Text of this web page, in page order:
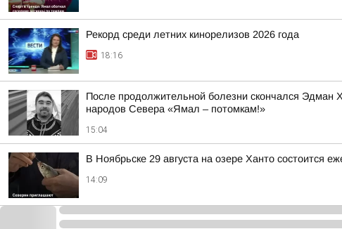
Рекорд среди летних кинорелизов 2026 года
18:16
После продолжительной болезни скончался
народов Севера «Ямал – потомкам!»
15:04
В Ноябрьске 29 августа на озере Ханто состоится
14:09